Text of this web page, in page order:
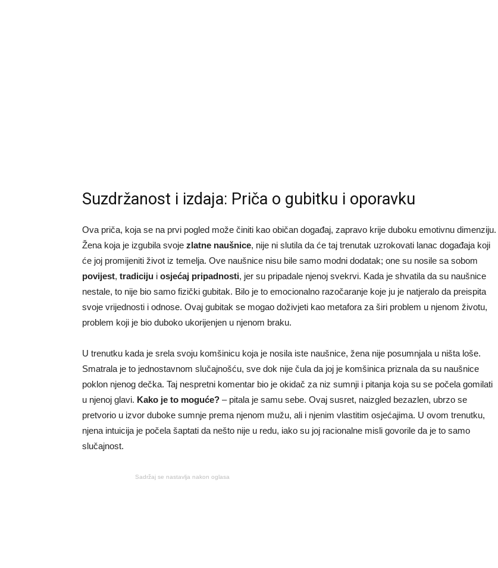
Suzdržanost i izdaja: Priča o gubitku i oporavku
Ova priča, koja se na prvi pogled može činiti kao običan događaj, zapravo krije duboku emotivnu dimenziju.
Žena koja je izgubila svoje zlatne naušnice, nije ni slutila da će taj trenutak uzrokovati lanac događaja koji
će joj promijeniti život iz temelja. Ove naušnice nisu bile samo modni dodatak; one su nosile sa sobom
povijest, tradiciju i osjećaj pripadnosti, jer su pripadale njenoj svekrvi. Kada je shvatila da su naušnice
nestale, to nije bio samo fizički gubitak. Bilo je to emocionalno razočaranje koje ju je natjeralo da preispita
svoje vrijednosti i odnose. Ovaj gubitak se mogao doživjeti kao metafora za širi problem u njenom životu,
problem koji je bio duboko ukorijenjen u njenom braku.
U trenutku kada je srela svoju komšinicu koja je nosila iste naušnice, žena nije posumnjala u ništa loše.
Smatrala je to jednostavnom slučajnošću, sve dok nije čula da joj je komšinica priznala da su naušnice
poklon njenog dečka. Taj nespretni komentar bio je okidač za niz sumnji i pitanja koja su se počela gomilati
u njenoj glavi. Kako je to moguće? – pitala je samu sebe. Ovaj susret, naizgled bezazlen, ubrzo se
pretvorio u izvor duboke sumnje prema njenom mužu, ali i njenim vlastitim osjećajima. U ovom trenutku,
njena intuicija je počela šaptati da nešto nije u redu, iako su joj racionalne misli govorile da je to samo
slučajnost.
Sadržaj se nastavlja nakon oglasa